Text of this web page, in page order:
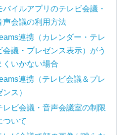
バイルアプリのテレビ会議・
声会議の利用方法
連携（カレンダー・テレ
会議・プレゼンス表示）がう
くいかない場合
連携（テレビ会議＆プレ
ンス）
レビ会議・音声会議室の制限
ついて